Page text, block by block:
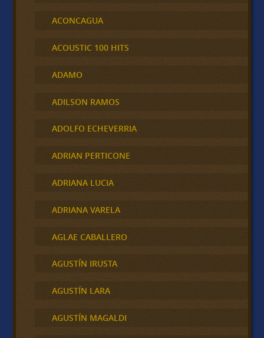
ACONCAGUA
ACOUSTIC 100 HITS
ADAMO
ADILSON RAMOS
ADOLFO ECHEVERRIA
ADRIAN PERTICONE
ADRIANA LUCIA
ADRIANA VARELA
AGLAE CABALLERO
AGUSTÍN IRUSTA
AGUSTÍN LARA
AGUSTÍN MAGALDI